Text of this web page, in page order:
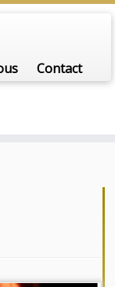
Contact